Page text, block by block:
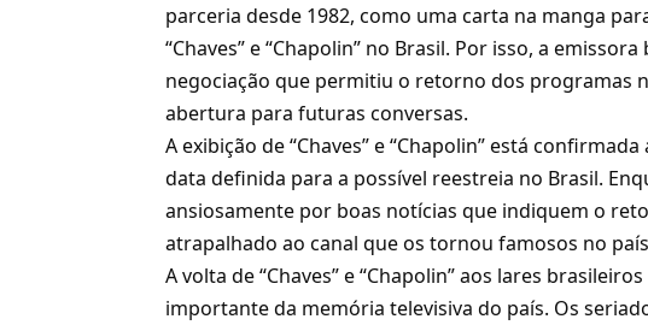
parceria desde 1982, como uma carta na manga
“Chaves” e “Chapolin” no Brasil. Por isso, a
negociação que permitiu o retorno dos programas
abertura para futuras conversas.
A exibição de “Chaves” e “Chapolin” está
data definida para a possível reestreia no Brasil.
ansiosamente por boas notícias que indiquem o
atrapalhado ao canal que os tornou famosos no
A volta de “Chaves” e “Chapolin” aos lares
importante da memória televisiva do país. Os